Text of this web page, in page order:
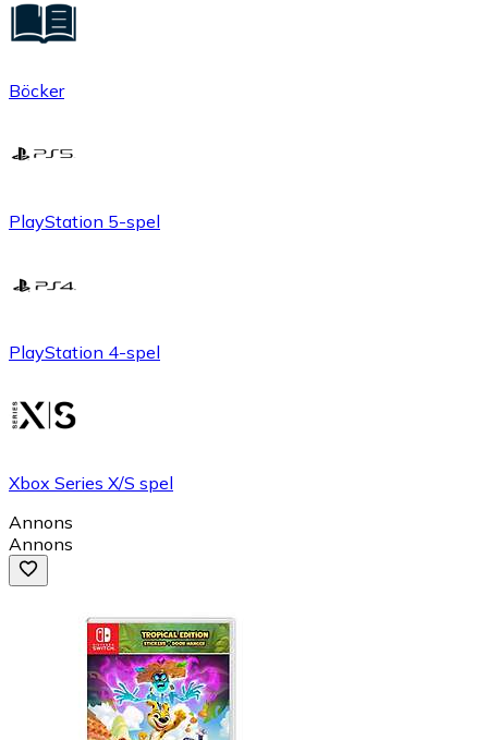
Böcker
PlayStation 5-spel
PlayStation 4-spel
Xbox Series X/S spel
Annons
Annons